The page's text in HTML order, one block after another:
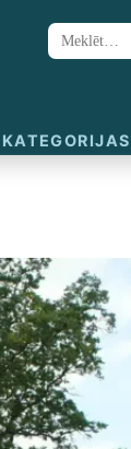
KATEGORIJAS
Meklēt: